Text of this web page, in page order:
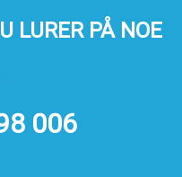
LURER PÅ NOE
006